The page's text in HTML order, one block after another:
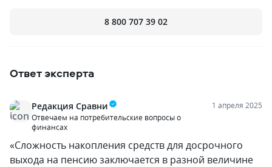
8 800 707 39 02
Ответ эксперта
Редакция Сравни
Отвечаем на потребительские вопросы о
финансах
1 апреля 2025
«Сложность накопления средств для досрочного
выхода на пенсию заключается в разной величине